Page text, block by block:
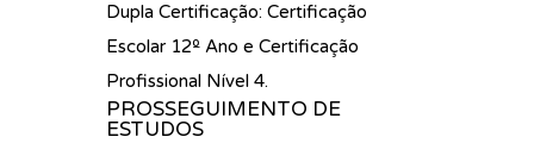
Dupla Certificação: Certificação
Escolar 12º Ano e Certificação
Profissional Nível 4.
PROSSEGUIMENTO DE
ESTUDOS